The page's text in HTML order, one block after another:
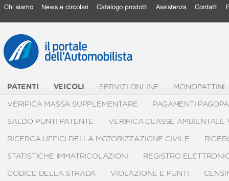
Chi siamo News e circolari Catalogo prodotti Assistenza Contatti
PATENTI VEICOLI SERVIZI ONLINE MONOPATTINI
VERIFICA MASSA SUPPLEMENTARE PAGAMENTI PAGOPA
SALDO PUNTI PATENTE VERIFICA CLASSE AMBIENTALE
RICERCA UFFICI DELLA MOTORIZZAZIONE CIVILE
STATISTICHE IMMATRICOLAZIONI REGISTRO
CODICE DELLA STRADA VIOLAZIONE E PUNTI